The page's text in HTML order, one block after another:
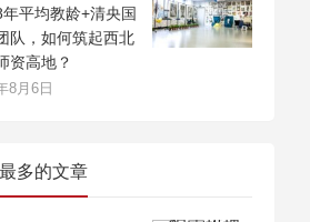
平均教龄+清央国
队，如何筑起西北
资高地？
8月6日
多的文章